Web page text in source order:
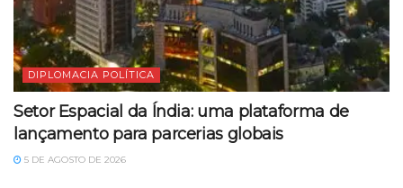
DIPLOMACIA POLÍTICA
Setor Espacial da Índia: uma plataforma de
lançamento para parcerias globais
5 DE AGOSTO DE 2026